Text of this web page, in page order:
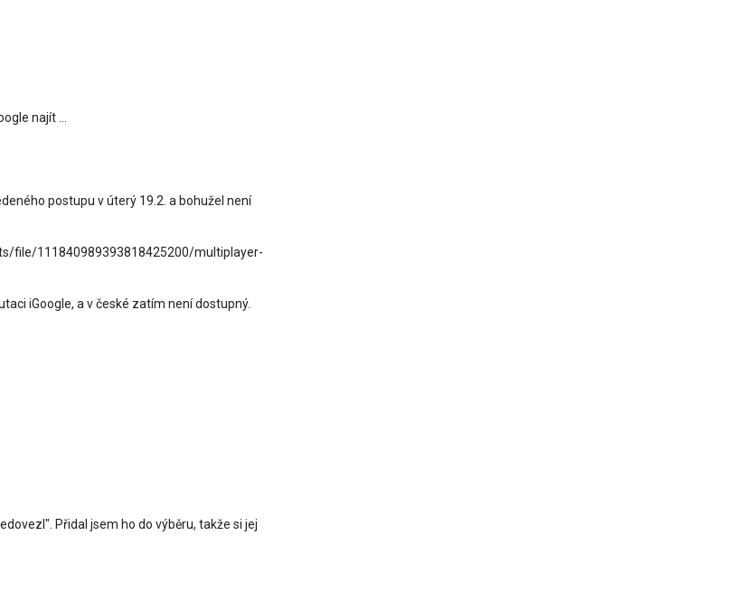
najít ...
postupu v úterý 19.2. a bohužel není
file/111840989393818425200/multiplayer-
iGoogle, a v české zatím není dostupný.
Přidal jsem ho do výběru, takže si jej